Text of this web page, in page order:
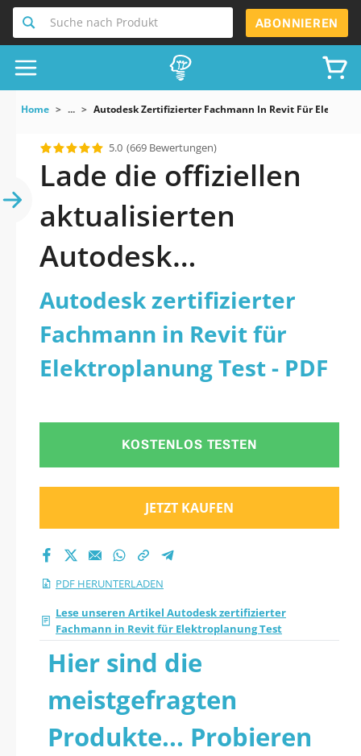
Suche nach Produkt ABONNIEREN
Home ... Autodesk Zertifizierter Fachmann In Revit Für
5.0 (669 Bewertungen)
Lade die offiziellen
aktualisierten
Autodesk
zertifizierter
Fachmann in Revit
für Elektroplanung
Test Quiz 2026 PDF
herunter
Autodesk zertifizierter
Fachmann in Revit für
Elektroplanung Test - PDF
KOSTENLOS TESTEN
JETZT KAUFEN
PDF HERUNTERLADEN
Lese unseren Artikel Autodesk zertifizierter
Fachmann in Revit für Elektroplanung Test
Hier sind die
meistgefragten
Produkte... Probieren